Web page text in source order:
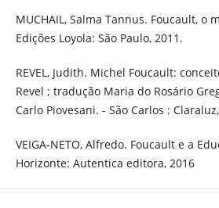
MUCHAIL, Salma Tannus. Foucault, o
Edições Loyola: São Paulo, 2011.
REVEL, Judith. Michel Foucault:
Revel ; tradução Maria do Rosário
Carlo Piovesani. - São Carlos :
VEIGA-NETO, Alfredo. Foucault e a
Horizonte: Autentica editora, 2016